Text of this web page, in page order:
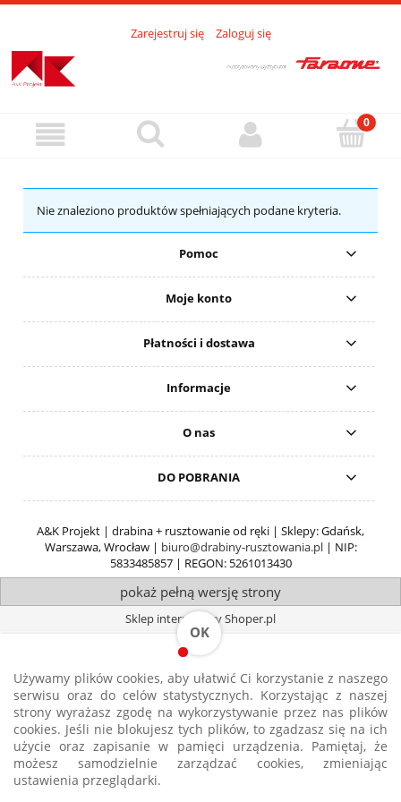
Strona korzysta z plików cookies w celu realizacji usług i zgodnie zPolityką
Plików Cookies. Możesz określić warunki przechowywania lub dostępu do
plików cookies w Twojej przeglądarce.
Zarejestruj się Zaloguj się
Nie znaleziono produktów spełniających podane kryteria.
Pomoc
Moje konto
Płatności i dostawa
Informacje
O nas
DO POBRANIA
A&K Projekt | drabina + rusztowanie od ręki | Sklepy: Gdańsk,
Warszawa, Wrocław | biuro@drabiny-rusztowania.pl| NIP:
5833485857 | REGON: 5261013430
pokaż pełną wersję strony
Sklep internetowy Shoper.pl
Używamy plików cookies, aby ułatwić Ci korzystanie z naszego
serwisu oraz do celów statystycznych. Korzystając z naszej
strony wyrażasz zgodę na wykorzystywanie przez nas plików
cookies. Jeśli nie blokujesz tych plików, to zgadzasz się na ich
użycie oraz zapisanie w pamięci urządzenia. Pamiętaj, że
możesz samodzielnie zarządzać cookies, zmieniając
ustawienia przeglądarki.
OK